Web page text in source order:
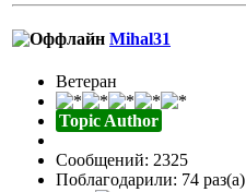
Mihal31
Ветеран
Topic Author
Сообщений: 2325
Поблагодарили: 74 раз(а)